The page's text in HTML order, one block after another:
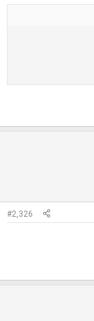
#2,326